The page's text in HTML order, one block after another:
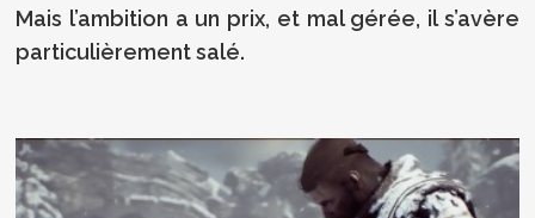
Mais l’ambition a un prix, et mal gérée, il s’avère
particulièrement salé.